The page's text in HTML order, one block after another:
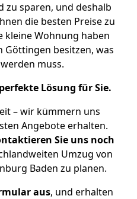
zu sparen, und deshalb
die besten Preise zu
kleine Wohnung haben
Göttingen besitzen, was
muss.
Lösung für Sie.
– wir kümmern uns
Angebote erhalten.
Sie uns noch
Umzug von
Baden zu planen.
aus, und erhalten